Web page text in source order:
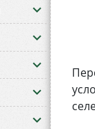
keyboard_arrow_down
keyboard_arrow_down
keyboard_arrow_down
keyboard_arrow_down
keyboard_arrow_down